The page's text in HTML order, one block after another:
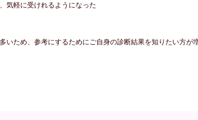
気軽に受けれるようになった
いため、参考にするためにご自身の診断結果を知りたい方が